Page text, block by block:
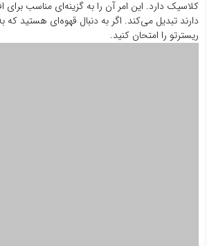
کلاسیک دارد. این امر آن را به گزینه‌ای مناسب
دارند تبدیل می‌کند. اگر به دنبال قهوه‌ای هستید که
ریسترتو را امتحان کنید.